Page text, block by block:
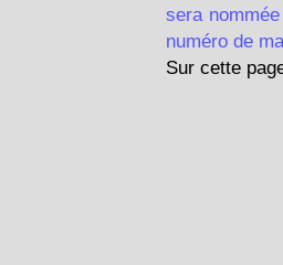
sera
numéro de
Sur cette